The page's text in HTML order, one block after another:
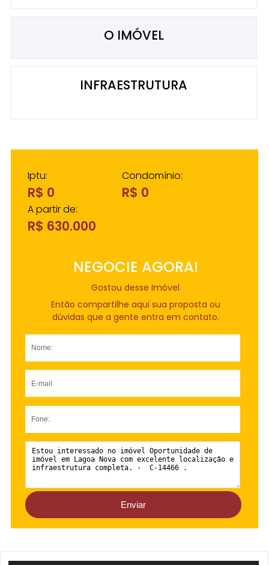
O IMÓVEL
INFRAESTRUTURA
Iptu:
R$ 0
Condomínio:
R$ 0
A partir de:
R$ 630.000
NEGOCIE AGORA!
Gostou desse Imóvel
Então compartilhe aqui sua proposta ou
dúvidas que a gente entra em contato.